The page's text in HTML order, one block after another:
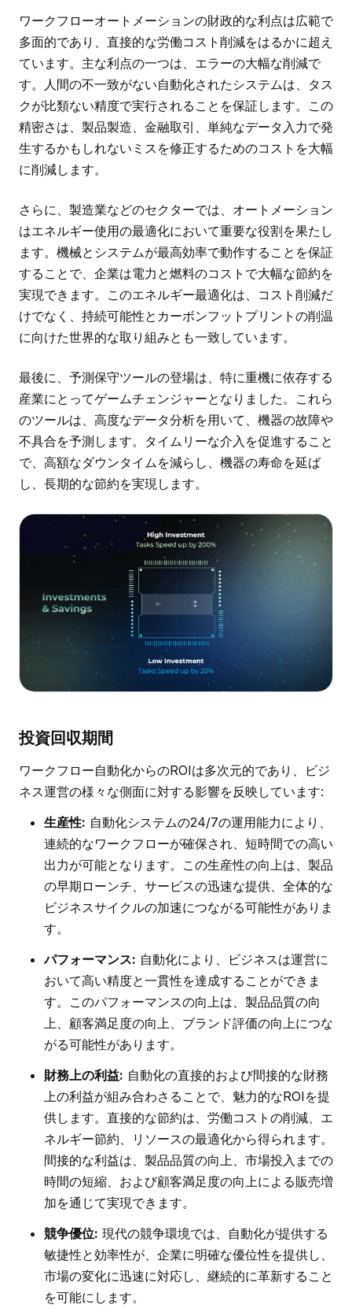
ワークフローオートメーションの財政的な利点は広範で
多面的であり、直接的な労働コスト削減をはるかに超え
ています。主な利点の一つは、エラーの大幅な削減で
す。人間の不一致がない自動化されたシステムは、タス
クが比類ない精度で実行されることを保証します。この
精密さは、製品製造、金融取引、単純なデータ入力で発
生するかもしれないミスを修正するためのコストを大幅
に削減します。
さらに、製造業などのセクターでは、オートメーション
はエネルギー使用の最適化において重要な役割を果たし
ます。機械とシステムが最高効率で動作することを保証
することで、企業は電力と燃料のコストで大幅な節約を
実現できます。このエネルギー最適化は、コスト削減だ
けでなく、持続可能性とカーボンフットプリントの削温
に向けた世界的な取り組みとも一致しています。
最後に、予測保守ツールの登場は、特に重機に依存する
産業にとってゲームチェンジャーとなりました。これら
のツールは、高度なデータ分析を用いて、機器の故障や
不具合を予測します。タイムリーな介入を促進すること
で、高額なダウンタイムを減らし、機器の寿命を延ば
し、長期的な節約を実現します。
投資回収期間
ワークフロー自動化からのROIは多次元的であり、ビジ
ネス運営の様々な側面に対する影響を反映しています:
生産性: 自動化システムの24/7の運用能力により、
連続的なワークフローが確保され、短時間での高い
出力が可能となります。この生産性の向上は、製品
の早期ローンチ、サービスの迅速な提供、全体的な
ビジネスサイクルの加速につながる可能性がありま
す。
パフォーマンス: 自動化により、ビジネスは運営に
おいて高い精度と一貫性を達成することができま
す。このパフォーマンスの向上は、製品品質の向
上、顧客満足度の向上、ブランド評価の向上につな
がる可能性があります。
財務上の利益: 自動化の直接的および間接的な財務
上の利益が組み合わさることで、魅力的なROIを提
供します。直接的な節約は、労働コストの削減、エ
ネルギー節約、リソースの最適化から得られます。
間接的な利益は、製品品質の向上、市場投入までの
時間の短縮、および顧客満足度の向上による販売増
加を通じて実現できます。
競争優位: 現代の競争環境では、自動化が提供する
敏捷性と効率性が、企業に明確な優位性を提供し、
市場の変化に迅速に対応し、継続的に革新すること
を可能にします。